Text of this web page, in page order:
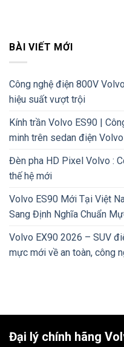
BÀI VIẾT MỚI
Công nghệ điện 800V
hiệu suất vượt trội
Kính trần Volvo ES90 |
minh trên sedan điện Volvo
Đèn pha HD Pixel Volvo :
thế hệ mới
Volvo ES90 Mới Tại Việt
Sang Định Nghĩa Chuẩn
Volvo EX90 2026 – SUV
mực mới về an toàn, công
Đại lý chính hãng